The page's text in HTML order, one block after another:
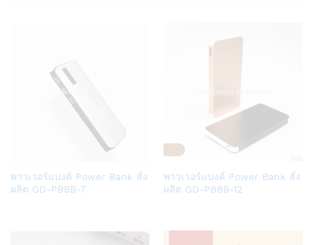
Add
to
พาวเวอร์แบงค์ Power Bank สั่ง
ผลิต GD-PBBB-7
Add
to
พาวเวอร์แบงค์ Power Bank สั่ง
ผลิต GD-PBBB-12